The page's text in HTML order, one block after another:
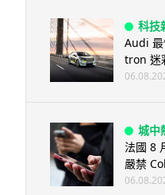
科技
Audi
tron 迷
城中
法國 8
嚴禁